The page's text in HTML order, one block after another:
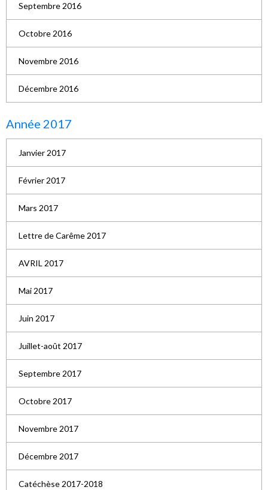
Septembre 2016
Octobre 2016
Novembre 2016
Décembre 2016
Année 2017
Janvier 2017
Février 2017
Mars 2017
Lettre de Carême 2017
AVRIL 2017
Mai 2017
Juin 2017
Juillet-août 2017
Septembre 2017
Octobre 2017
Novembre 2017
Décembre 2017
Catéchèse 2017-2018